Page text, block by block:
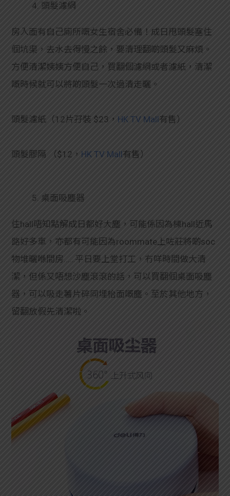
4. 頭髮濾網
房入面有自己廁所嘅女生宿舍必備！成日甩頭髮塞住
個坑渠，去水去得慢之餘，要清理翻啲頭髮又麻煩。
方便清潔姨姨方便自己，買翻個濾網或者濾紙，清潔
嘅時候就可以將啲頭髮一次過清走曬。
頭髮濾紙（12片孖裝 $23， HK TV Mall有售）
頭髮膠隔 （$12， HK TV Mall有售）
5. 桌面吸塵器
住hall唔知點解成日都好大塵，可能係因為棟hall近馬
路好多車，亦都有可能因為roommate上咗莊將啲soc
物堆曬喺間房……平日要上堂打工，冇咩時間做大清
潔，但係又唔想沙塵滾滾的話，可以買翻個桌面吸塵
器，可以吸走薯片碎同埋枱面嘅塵。至於其他地方，
留翻放假先清潔啦。